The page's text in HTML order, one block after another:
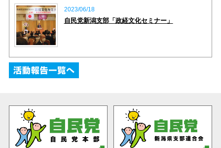
2023/06/18
自民党新潟支部「政経文化セミナー」